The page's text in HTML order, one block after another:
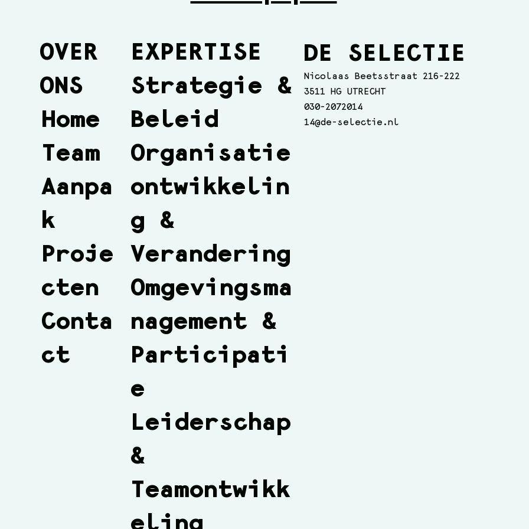
OVER
ONS
Home
Team
Aanpa
k
Proje
cten
Conta
ct
EXPERTISE
Strategie &
Beleid
Organisatie
ontwikkelin
g &
Verandering
Omgevingsma
nagement &
Participati
e
Leiderschap
&
Teamontwikk
eling
DE SELECTIE
Nicolaas Beetsstraat 216-222
3511 HG UTRECHT
030-2072014
14@de-selectie.nl